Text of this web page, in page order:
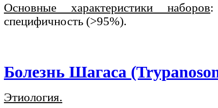
Основные характеристики наборов:
специфичность (>95%).
Болезнь Шагаса
Этиология.